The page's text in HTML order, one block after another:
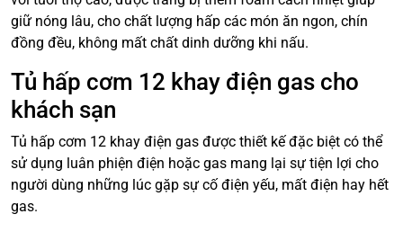
giữ nóng lâu, cho chất lượng hấp các món ăn ngon, chín
đồng đều, không mất chất dinh dưỡng khi nấu.
Tủ hấp cơm 12 khay điện gas cho
khách sạn
Tủ hấp cơm 12 khay điện gas được thiết kế đặc biệt có thể
sử dụng luân phiện điện hoặc gas mang lại sự tiện lợi cho
người dùng những lúc gặp sự cố điện yếu, mất điện hay hết
gas.